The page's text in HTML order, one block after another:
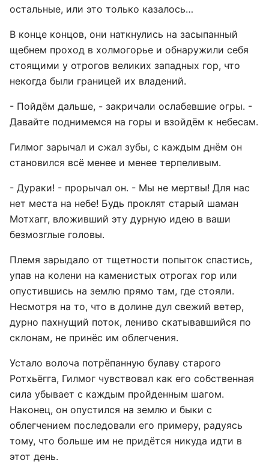
остальные, или это только казалось…
В конце концов, они наткнулись на засыпанный
щебнем проход в холмогорье и обнаружили себя
стоящими у отрогов великих западных гор, что
некогда были границей их владений.
- Пойдём дальше, - закричали ослабевшие огры. -
Давайте поднимемся на горы и взойдём к небесам.
Гилмог зарычал и сжал зубы, с каждым днём он
становился всё менее и менее терпеливым.
- Дураки! - прорычал он. - Мы не мертвы! Для нас
нет места на небе! Будь проклят старый шаман
Мотхагг, вложивший эту дурную идею в ваши
безмозглые головы.
Племя зарыдало от тщетности попыток спастись,
упав на колени на каменистых отрогах гор или
опустившись на землю прямо там, где стояли.
Несмотря на то, что в долине дул свежий ветер,
дурно пахнущий поток, лениво скатывавшийся по
склонам, не принёс им облегчения.
Устало волоча потрёпанную булаву старого
Ротхьёгга, Гилмог чувствовал как его собственная
сила убывает с каждым пройденным шагом.
Наконец, он опустился на землю и быки с
облегчением последовали его примеру, радуясь
тому, что больше им не придётся никуда идти в
этот день.